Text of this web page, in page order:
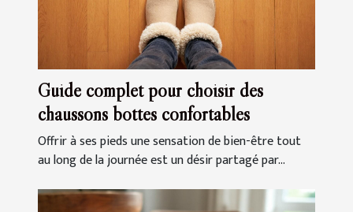
Guide complet pour choisir des
chaussons bottes confortables
Offrir à ses pieds une sensation de bien-être tout
au long de la journée est un désir partagé par...